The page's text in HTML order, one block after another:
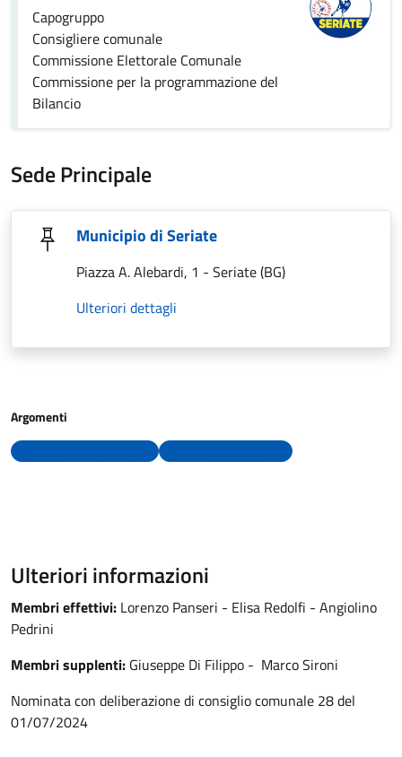
Capogruppo
Consigliere comunale
Commissione Elettorale Comunale
Commissione per la programmazione del
Bilancio
Sede Principale
Municipio di Seriate
Piazza A. Alebardi, 1 - Seriate (BG)
Ulteriori dettagli
Argomenti
Ulteriori informazioni
Membri effettivi: Lorenzo Panseri - Elisa Redolfi - Angiolino
Pedrini
Membri supplenti: Giuseppe Di Filippo - Marco Sironi
Nominata con deliberazione di consiglio comunale 28 del
01/07/2024